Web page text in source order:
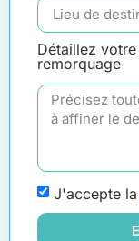
Détaillez
remorquage
J'accepte la